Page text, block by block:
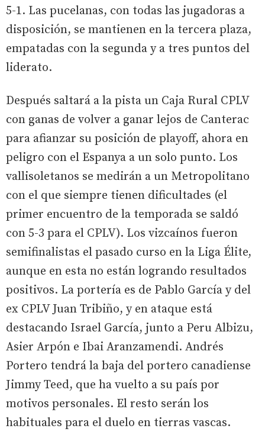
5-1. Las pucelanas, con todas las jugadoras a
disposición, se mantienen en la tercera plaza,
empatadas con la segunda y a tres puntos del
liderato.
Después saltará a la pista un Caja Rural CPLV
con ganas de volver a ganar lejos de Canterac
para afianzar su posición de playoff, ahora en
peligro con el Espanya a un solo punto. Los
vallisoletanos se medirán a un Metropolitano
con el que siempre tienen dificultades (el
primer encuentro de la temporada se saldó
con 5-3 para el CPLV). Los vizcaínos fueron
semifinalistas el pasado curso en la Liga Élite,
aunque en esta no están logrando resultados
positivos. La portería es de Pablo García y del
ex CPLV Juan Tribiño, y en ataque está
destacando Israel García, junto a Peru Albizu,
Asier Arpón e Ibai Aranzamendi. Andrés
Portero tendrá la baja del portero canadiense
Jimmy Teed, que ha vuelto a su país por
motivos personales. El resto serán los
habituales para el duelo en tierras vascas.